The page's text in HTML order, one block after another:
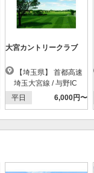
大宮カントリークラブ
埼玉大宮線 / 与野IC
平日
6,000円〜